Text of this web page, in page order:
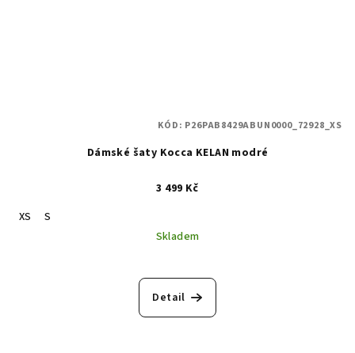
Dámské šaty Kocca KELAN modré
3 499 Kč
XS
S
Skladem
Detail
KÓD: P26PAB8429ABUN0000_72928_XS